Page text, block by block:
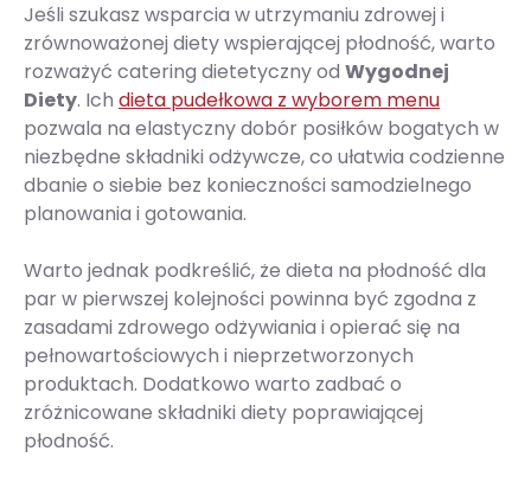
Jeśli szukasz wsparcia w utrzymaniu zdrowej i
zrównoważonej diety wspierającej płodność, warto
rozważyć catering dietetyczny od Wygodnej
Diety. Ich dieta pudełkowa z wyborem menu
pozwala na elastyczny dobór posiłków bogatych w
niezbędne składniki odżywcze, co ułatwia codzienne
dbanie o siebie bez konieczności samodzielnego
planowania i gotowania.
Warto jednak podkreślić, że dieta na płodność dla
par w pierwszej kolejności powinna być zgodna z
zasadami zdrowego odżywiania i opierać się na
pełnowartościowych i nieprzetworzonych
produktach. Dodatkowo warto zadbać o
zróżnicowane składniki diety poprawiającej
płodność.